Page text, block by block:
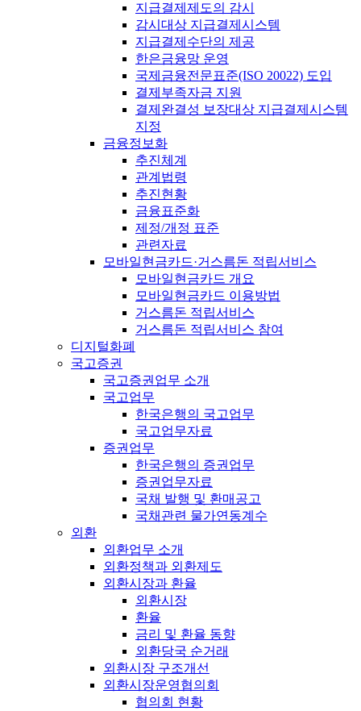
지급결제제도의 감시
감시대상 지급결제시스템
지급결제수단의 제공
한은금융망 운영
국제금융전문표준(ISO 20022) 도입
결제부족자금 지원
결제완결성 보장대상 지급결제시스템
지정
금융정보화
추진체계
관계법령
추진현황
금융표준화
제정/개정 표준
관련자료
모바일현금카드·거스름돈 적립서비스
모바일현금카드 개요
모바일현금카드 이용방법
거스름돈 적립서비스
거스름돈 적립서비스 참여
디지털화폐
국고증권
국고증권업무 소개
국고업무
한국은행의 국고업무
국고업무자료
증권업무
한국은행의 증권업무
증권업무자료
국채 발행 및 환매공고
국채관련 물가연동계수
외환
외환업무 소개
외환정책과 외환제도
외환시장과 환율
외환시장
환율
금리 및 환율 동향
외환당국 순거래
외환시장 구조개선
외환시장운영협의회
협의회 현황